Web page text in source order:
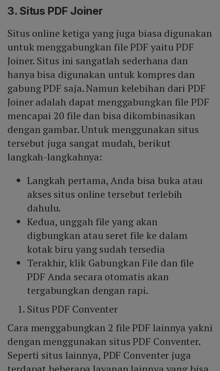
3. Situs PDF Joiner
Situs online ketiga yang juga biasa digunakan
untuk menggabungkan file PDF yaitu PDF
Joiner. Situs ini sangatlah sederhana dan
hanya bisa digunakan untuk kompres dan
gabung PDF saja. Namun kelebihan dari PDF
Joiner adalah dapat menggabungkan file PDF
mencapai 20 file dan bisa dikombinasikan
dengan gambar. Untuk menggunakan situs
tersebut juga sangat mudah, berikut
langkah-langkahnya:
Langkah pertama, Anda bisa buka atau
akses situs online tersebut terlebih
dahulu.
Kedua, unggah file yang akan
digbungkan atau seret file ke dalam
kotak biru yang sudah tersedia
Terakhir, klik Gabungkan File dan file
PDF Anda secara otomatis akan
tergabungkan dengan rapi.
Situs PDF Conventer
Cara menggabungkan 2 file PDF lainnya yakni
dengan menggunakan situs PDF Conventer.
Seperti situs lainnya, PDF Conventer juga